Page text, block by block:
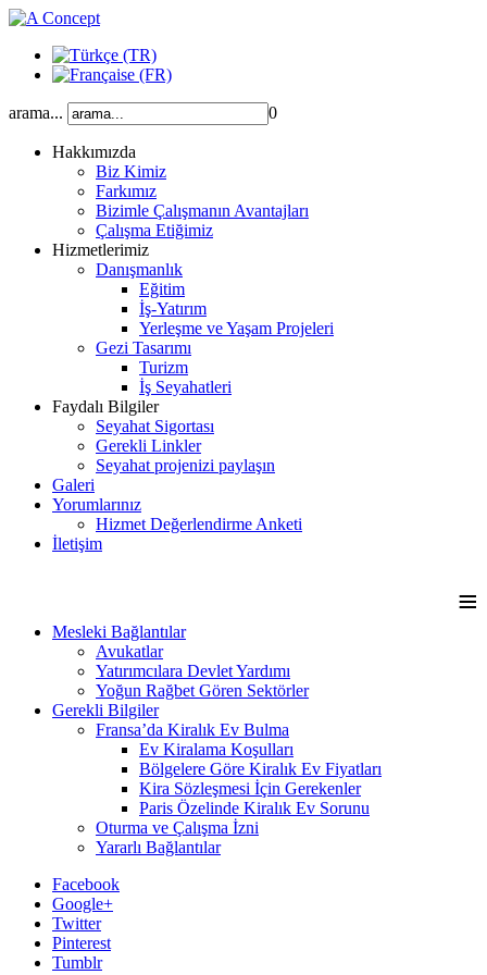
arama... 0
Hakkımızda
Biz Kimiz
Farkımız
Bizimle Çalışmanın Avantajları
Çalışma Etiğimiz
Hizmetlerimiz
Danışmanlık
Eğitim
İş-Yatırım
Yerleşme ve Yaşam Projeleri
Gezi Tasarımı
Turizm
İş Seyahatleri
Faydalı Bilgiler
Seyahat Sigortası
Gerekli Linkler
Seyahat projenizi paylaşın
Galeri
Yorumlarınız
Hizmet Değerlendirme Anketi
İletişim
≡
Mesleki Bağlantılar
Avukatlar
Yatırımcılara Devlet Yardımı
Yoğun Rağbet Gören Sektörler
Gerekli Bilgiler
Fransa’da Kiralık Ev Bulma
Ev Kiralama Koşulları
Bölgelere Göre Kiralık Ev Fiyatları
Kira Sözleşmesi İçin Gerekenler
Paris Özelinde Kiralık Ev Sorunu
Oturma ve Çalışma İzni
Yararlı Bağlantılar
Facebook
Google+
Twitter
Pinterest
Tumblr